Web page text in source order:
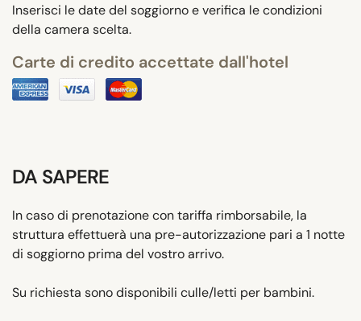
Inserisci le date del soggiorno e verifica le condizioni
della camera scelta.
Carte di credito accettate dall'hotel
DA SAPERE
In caso di prenotazione con tariffa rimborsabile, la
struttura effettuerà una pre-autorizzazione pari a 1 notte
di soggiorno prima del vostro arrivo.
Su richiesta sono disponibili culle/letti per bambini.